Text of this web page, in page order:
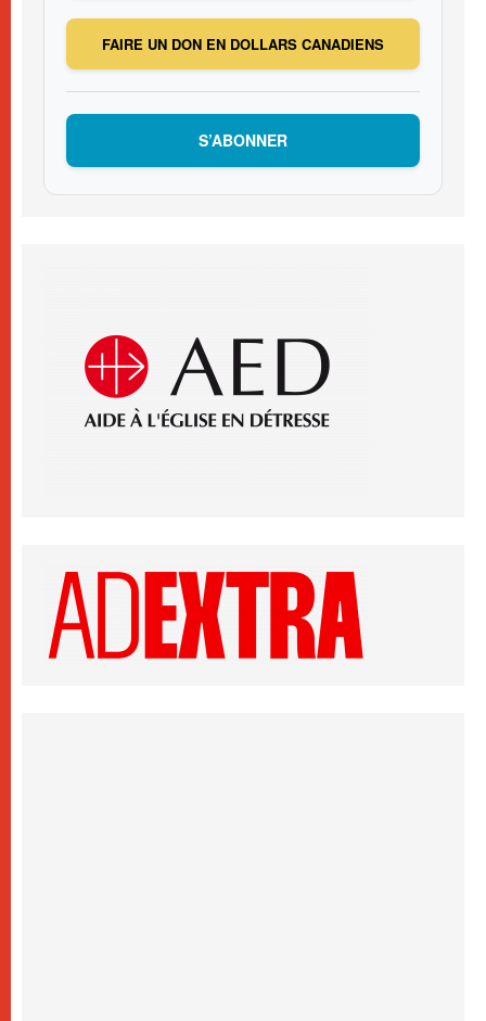
FAIRE UN DON EN DOLLARS CANADIENS
S’ABONNER